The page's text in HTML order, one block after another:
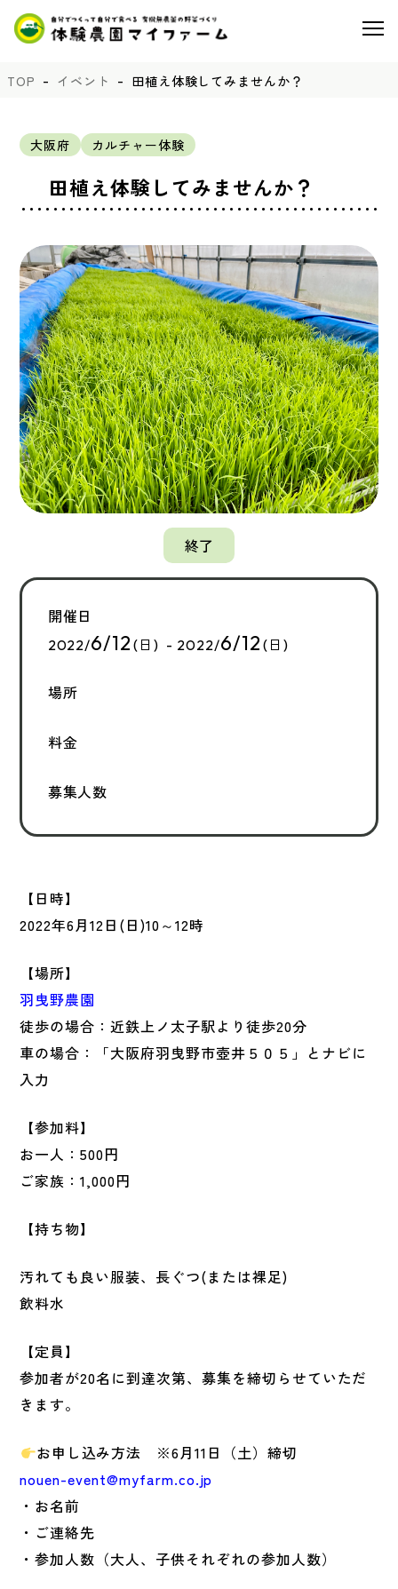
TOP イベント 田植え体験してみませんか？
大阪府 カルチャー体験
田植え体験してみませんか？
終了
開催日
2022/6/12 (日) - 2022/6/12 (日)
場所
料金
募集人数
【日時】
2022年6月12日(日)10～12時
【場所】
羽曳野農園
徒歩の場合：近鉄上ノ太子駅より徒歩20分
車の場合：「大阪府羽曳野市壺井５０５」とナビに
入力
【参加料】
お一人：500円
ご家族：1,000円
【持ち物】
汚れても良い服装、長ぐつ(または裸足)
飲料水
【定員】
参加者が20名に到達次第、募集を締切らせていただ
きます。
お申し込み方法 ※6月11日（土）締切
nouen-event@myfarm.co.jp
・お名前
・ご連絡先
・参加人数（大人、子供それぞれの参加人数）